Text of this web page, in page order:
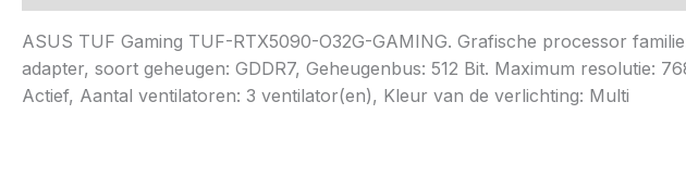
ASUS TUF Gaming TUF-RTX5090-O32G-GAMING. Grafische processor
adapter, soort geheugen: GDDR7, Geheugenbus: 512 Bit. Maximum resolutie:
Actief, Aantal ventilatoren: 3 ventilator(en), Kleur van de verlichting: Multi